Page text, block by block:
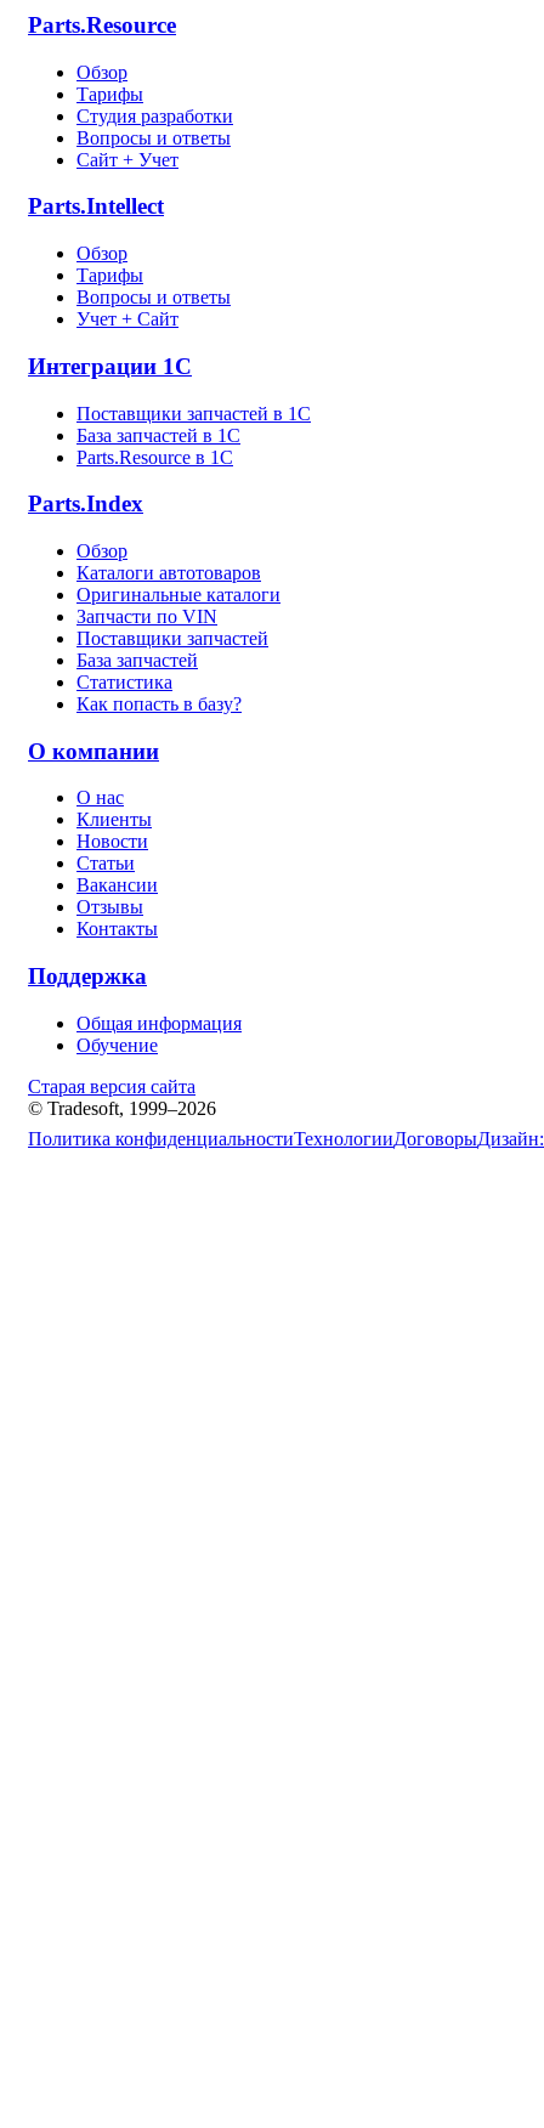
Parts.Resource
Обзор
Тарифы
Студия разработки
Вопросы и ответы
Сайт + Учет
Parts.Intellect
Обзор
Тарифы
Вопросы и ответы
Учет + Сайт
Интеграции 1С
Поставщики запчастей в 1C
База запчастей в 1С
Parts.Resource в 1C
Parts.Index
Обзор
Каталоги автотоваров
Оригинальные каталоги
Запчасти по VIN
Поставщики запчастей
База запчастей
Статистика
Как попасть в базу?
О компании
О нас
Клиенты
Новости
Статьи
Вакансии
Отзывы
Контакты
Поддержка
Общая информация
Обучение
Старая версия сайта
© Tradesoft, 1999–2026
Политика конфиденциальностиТехнологииДоговорыДизайн: